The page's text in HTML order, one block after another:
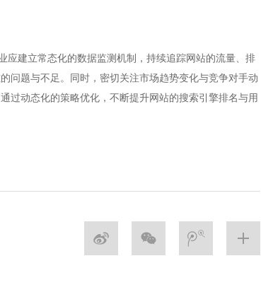
应建立常态化的数据监测机制，持续追踪网站的流量、排
问题与不足。同时，密切关注市场趋势变化与竞争对手动
过动态化的策略优化，不断提升网站的搜索引擎排名与用